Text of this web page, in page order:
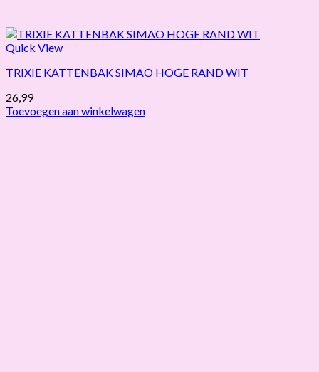
Quick View
TRIXIE KATTENBAK SIMAO HOGE RAND WIT
26,99
Toevoegen aan winkelwagen